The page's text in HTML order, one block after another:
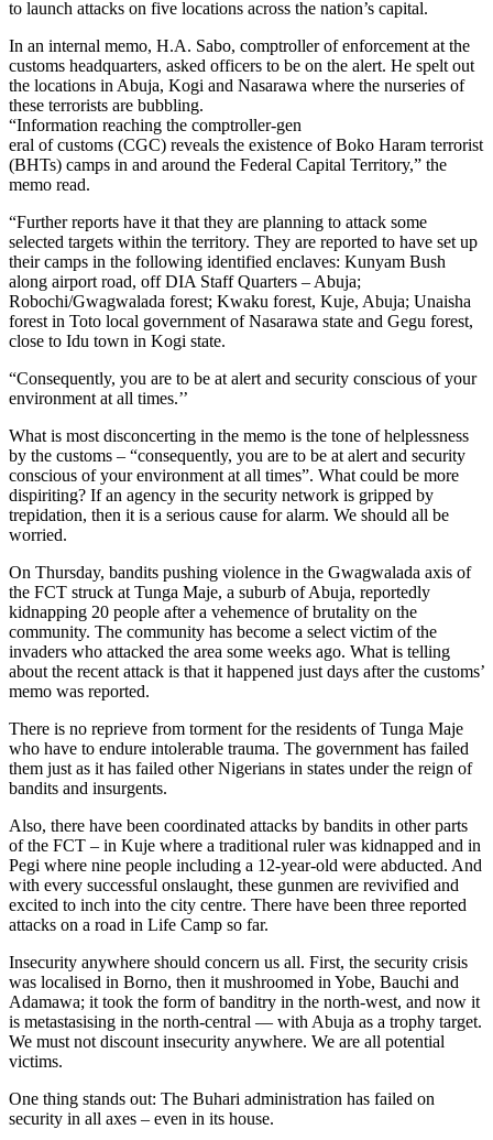
to launch attacks on five locations across the nation’s capital.
In an internal memo, H.A. Sabo, comptroller of enforcement at the
customs headquarters, asked officers to be on the alert. He spelt out
the locations in Abuja, Kogi and Nasarawa where the nurseries of
these terrorists are bubbling.
“Information reaching the comptroller-gen
eral of customs (CGC) reveals the existence of Boko Haram terrorist
(BHTs) camps in and around the Federal Capital Territory,” the
memo read.
“Further reports have it that they are planning to attack some
selected targets within the territory. They are reported to have set up
their camps in the following identified enclaves: Kunyam Bush
along airport road, off DIA Staff Quarters – Abuja;
Robochi/Gwagwalada forest; Kwaku forest, Kuje, Abuja; Unaisha
forest in Toto local government of Nasarawa state and Gegu forest,
close to Idu town in Kogi state.
“Consequently, you are to be at alert and security conscious of your
environment at all times.’’
What is most disconcerting in the memo is the tone of helplessness
by the customs – “consequently, you are to be at alert and security
conscious of your environment at all times”. What could be more
dispiriting? If an agency in the security network is gripped by
trepidation, then it is a serious cause for alarm. We should all be
worried.
On Thursday, bandits pushing violence in the Gwagwalada axis of
the FCT struck at Tunga Maje, a suburb of Abuja, reportedly
kidnapping 20 people after a vehemence of brutality on the
community. The community has become a select victim of the
invaders who attacked the area some weeks ago. What is telling
about the recent attack is that it happened just days after the customs’
memo was reported.
There is no reprieve from torment for the residents of Tunga Maje
who have to endure intolerable trauma. The government has failed
them just as it has failed other Nigerians in states under the reign of
bandits and insurgents.
Also, there have been coordinated attacks by bandits in other parts
of the FCT – in Kuje where a traditional ruler was kidnapped and in
Pegi where nine people including a 12-year-old were abducted. And
with every successful onslaught, these gunmen are revivified and
excited to inch into the city centre. There have been three reported
attacks on a road in Life Camp so far.
Insecurity anywhere should concern us all. First, the security crisis
was localised in Borno, then it mushroomed in Yobe, Bauchi and
Adamawa; it took the form of banditry in the north-west, and now it
is metastasising in the north-central — with Abuja as a trophy target.
We must not discount insecurity anywhere. We are all potential
victims.
One thing stands out: The Buhari administration has failed on
security in all axes – even in its house.